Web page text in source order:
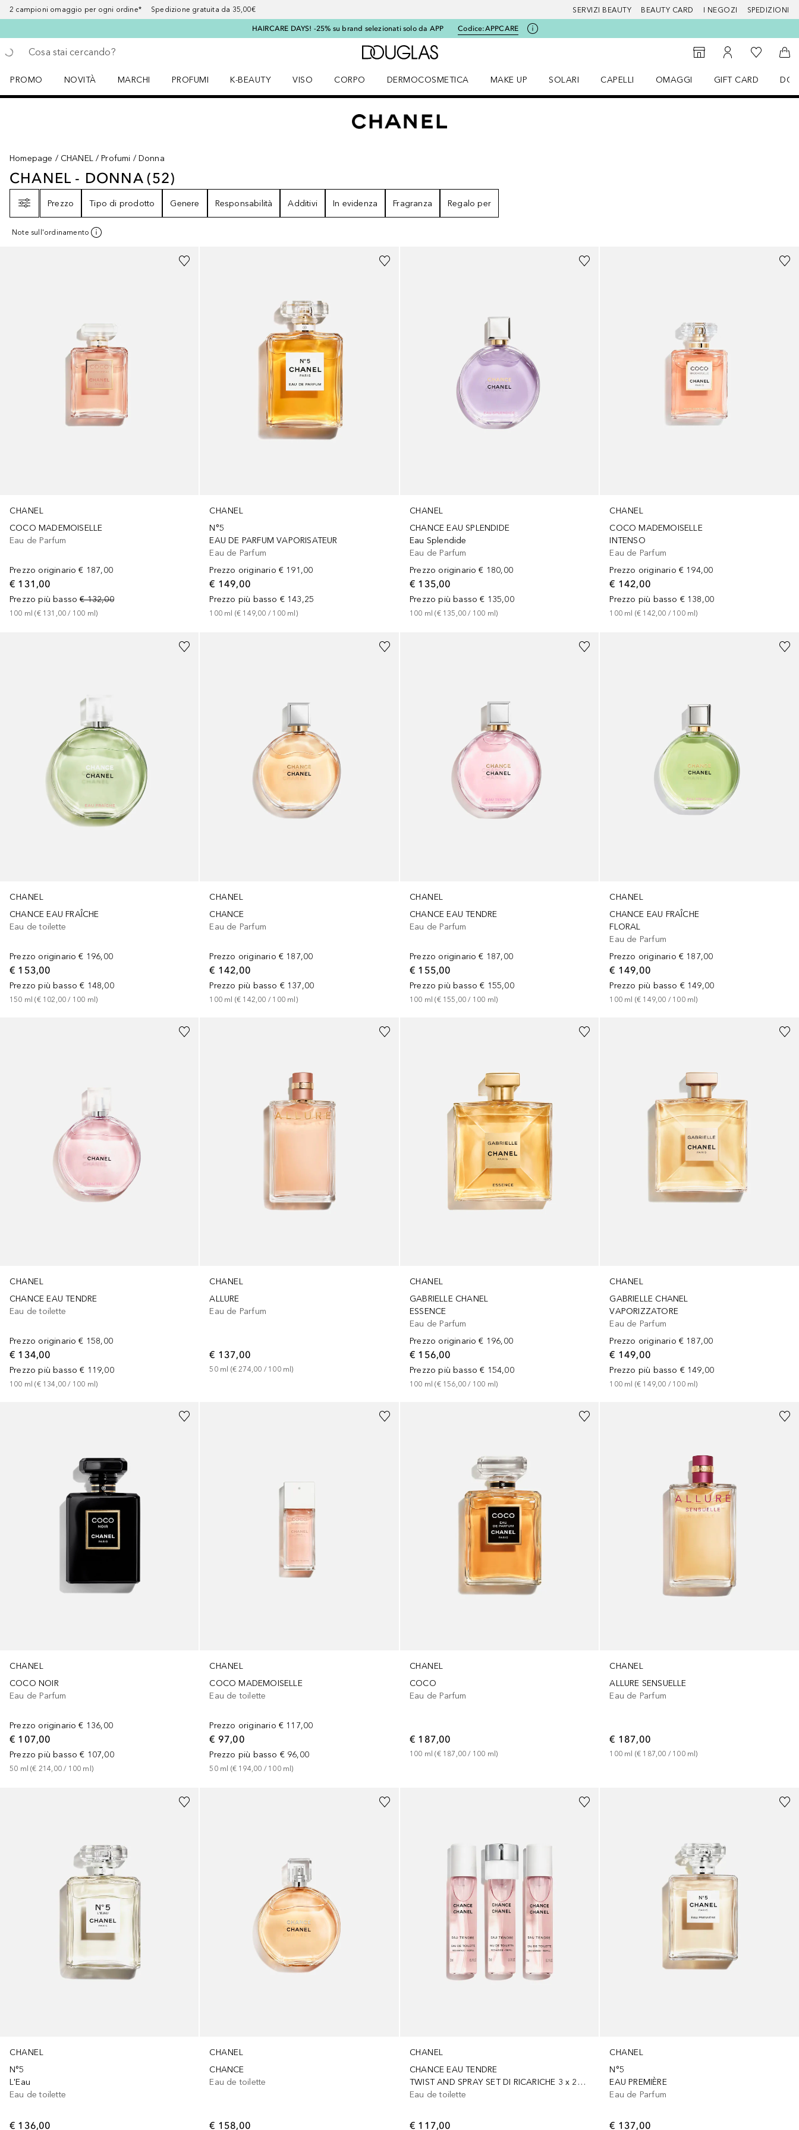
2 campioni omaggio per ogni ordine* Spedizione gratuita da 35,00€ SERVIZI BEAUTY BEAUTY CARD I NEGOZI SPEDIZIONI
HAIRCARE DAYS! -25% su brand selezionati solo da APP Codice:APPCARE
Torna indietro
Esegui ricerca
A Douglas Home
StorefinderAl Mio Account
Alla Mia
Al
PROMO
NOVITÀ
MARCHI
PROFUMI
K-BEAUTY
VISO
CORPO
DERMOCOSMETICA
MAKE UP
SOLARI
CAPELLI
OMAGGI
GIFT CARD
Homepage CHANEL Profumi Donna
CHANEL - DONNA52
CHANEL - DONNA (52)
Prezzo
Tipo di prodotto Genere Responsabilità Additivi In evidenza Fragranza Regalo per
Note sull'ordinamento
CHANEL
COCO MADEMOISELLE
Eau de Parfum
Prezzo originario € 187,00
€ 131,00
Prezzo più basso € 132,00
100 ml (€ 131,00 / 100 ml)
CHANEL
N°5
EAU DE PARFUM VAPORISATEUR
Eau de Parfum
Prezzo originario € 191,00
€ 149,00
Prezzo più basso € 143,25
100 ml (€ 149,00 / 100 ml )
CHANEL
CHANCE EAU SPLENDIDE
Eau Splendide
Eau de Parfum
Prezzo originario € 180,00
€ 135,00
Prezzo più basso € 135,00
100 ml (€ 135,00 / 100 ml )
CHANEL
COCO MADEMOISELLE
INTENSO
Eau de Parfum
Prezzo originario € 194,00
€ 142,00
Prezzo più basso € 138,00
100 ml (€ 142,00 / 100 ml)
CHANEL
CHANCE EAU FRAÎCHE
Eau de toilette
Prezzo originario € 196,00
€ 153,00
Prezzo più basso € 148,00
150 ml (€ 102,00 / 100 ml)
CHANEL
CHANCE
Eau de Parfum
Prezzo originario € 187,00
€ 142,00
Prezzo più basso € 137,00
100 ml (€ 142,00 / 100 ml)
CHANEL
CHANCE EAU TENDRE
Eau de Parfum
Prezzo originario € 187,00
€ 155,00
Prezzo più basso € 155,00
100 ml (€ 155,00 / 100 ml)
CHANEL
CHANCE EAU FRAÎCHE
FLORAL
Eau de Parfum
Prezzo originario € 187,00
€ 149,00
Prezzo più basso € 149,00
100 ml (€ 149,00 / 100 ml)
CHANEL
CHANCE EAU TENDRE
Eau de toilette
Prezzo originario € 158,00
€ 134,00
Prezzo più basso € 119,00
100 ml (€ 134,00 / 100 ml)
CHANEL
ALLURE
Eau de Parfum
€ 137,00
50 ml (€ 274,00 / 100 ml)
CHANEL
GABRIELLE CHANEL
ESSENCE
Eau de Parfum
Prezzo originario € 196,00
€ 156,00
Prezzo più basso € 154,00
100 ml (€ 156,00 / 100 ml )
CHANEL
GABRIELLE CHANEL
VAPORIZZATORE
Eau de Parfum
Prezzo originario € 187,00
€ 149,00
Prezzo più basso € 149,00
100 ml (€ 149,00 / 100 ml)
CHANEL
COCO NOIR
Eau de Parfum
Prezzo originario € 136,00
€ 107,00
Prezzo più basso € 107,00
50 ml (€ 214,00 / 100 ml )
CHANEL
COCO MADEMOISELLE
Eau de toilette
Prezzo originario € 117,00
€ 97,00
Prezzo più basso € 96,00
50 ml (€ 194,00 / 100 ml)
CHANEL
COCO
Eau de Parfum
€ 187,00
100 ml (€ 187,00 / 100 ml )
CHANEL
ALLURE SENSUELLE
Eau de Parfum
€ 187,00
100 ml (€ 187,00 / 100 ml)
CHANEL
N°5
L'Eau
Eau de toilette
€ 136,00
CHANEL
CHANCE
Eau de toilette
€ 158,00
CHANEL
CHANCE EAU TENDRE
TWIST AND SPRAY SET DI RICARICHE 3 x 20 ml – EAU DE TOILETTE
Eau de toilette
€ 117,00
CHANEL
N°5
EAU PREMIÈRE
Eau de Parfum
€ 137,00